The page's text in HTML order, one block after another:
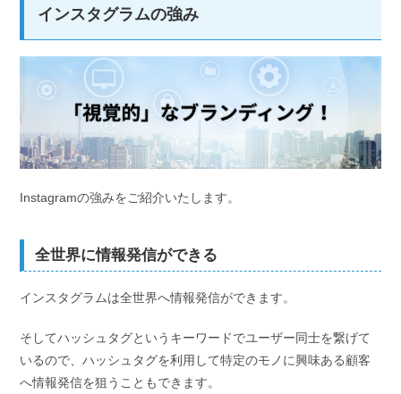
インスタグラムの強み
Instagramの強みをご紹介いたします。
全世界に情報発信ができる
インスタグラムは全世界へ情報発信ができます。
そしてハッシュタグというキーワードでユーザー同士を繋げて
いるので、ハッシュタグを利用して特定のモノに興味ある顧客
へ情報発信を狙うこともできます。